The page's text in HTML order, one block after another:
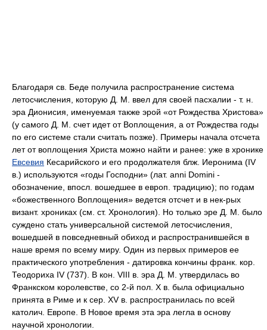
Благодаря св. Беде получила распространение система
летосчисления, которую Д. М. ввел для своей пасхалии - т. н.
эра Дионисия, именуемая также эрой «от Рождества Христова»
(у самого Д. М. счет идет от Воплощения, а от Рождества годы
по его системе стали считать позже). Примеры начала отсчета
лет от воплощения Христа можно найти и ранее: уже в хронике
Евсевия Кесарийского и его продолжателя блж. Иеронима (IV
в.) используются «годы Господни» (лат. anni Domini -
обозначение, впосл. вошедшее в европ. традицию); по годам
«божественного Воплощения» ведется отсчет и в нек-рых
визант. хрониках (см. ст. Хронология). Но только эре Д. М. было
суждено стать универсальной системой летосчисления,
вошедшей в повседневный обиход и распространившейся в
наше время по всему миру. Один из первых примеров ее
практического употребления - датировка кончины франк. кор.
Теодориха IV (737). В кон. VIII в. эра Д. М. утвердилась во
Франкском королевстве, со 2-й пол. X в. была официально
принята в Риме и к сер. XV в. распространилась по всей
католич. Европе. В Новое время эта эра легла в основу
научной хронологии.